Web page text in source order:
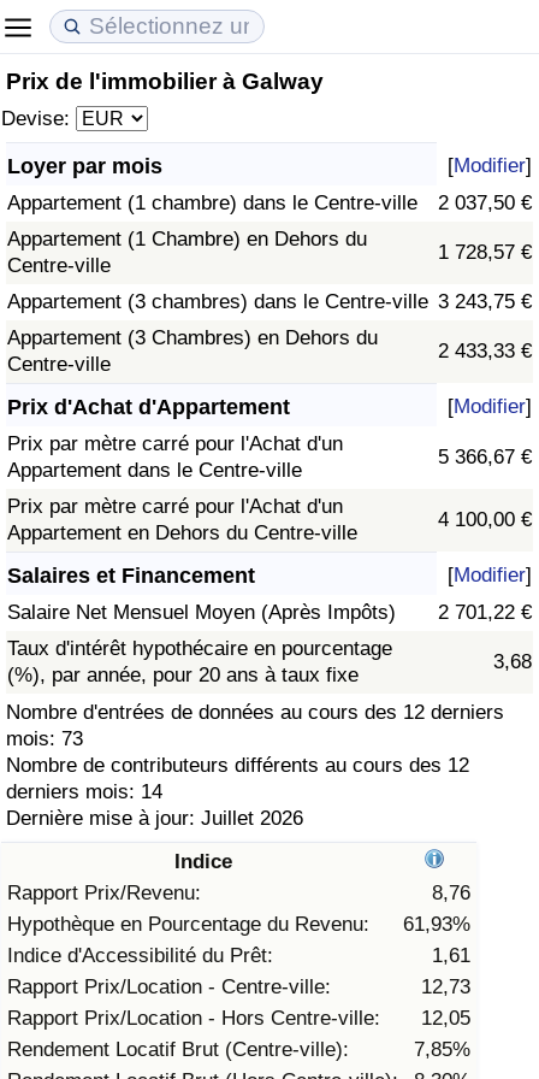
Prix de l'immobilier à Galway
Devise:
Loyer par mois [Modifier]
Appartement (1 chambre) dans le Centre-ville
2 037,50 €
Appartement (1 Chambre) en Dehors du
Centre-ville
1 728,57 €
Appartement (3 chambres) dans le Centre-ville 3 243,75 €
Appartement (3 Chambres) en Dehors du
Centre-ville
2 433,33 €
Prix d'Achat d'Appartement [Modifier]
Prix par mètre carré pour l'Achat d'un
Appartement dans le Centre-ville
5 366,67 €
Prix par mètre carré pour l'Achat d'un
Appartement en Dehors du Centre-ville
4 100,00 €
Salaires et Financement [Modifier]
Salaire Net Mensuel Moyen (Après Impôts)
2 701,22 €
Taux d'intérêt hypothécaire en pourcentage
(%), par année, pour 20 ans à taux fixe
3,68
Nombre d'entrées de données au cours des 12 derniers
mois: 73
Nombre de contributeurs différents au cours des 12
derniers mois: 14
Dernière mise à jour: Juillet 2026
Indice
Rapport Prix/Revenu:
8,76
Hypothèque en Pourcentage du Revenu:
61,93%
Indice d'Accessibilité du Prêt:
1,61
Rapport Prix/Location - Centre-ville:
12,73
Rapport Prix/Location - Hors Centre-ville:
12,05
Rendement Locatif Brut (Centre-ville):
7,85%
Coût de la vie
Indice du Coût de la Vie (Actuel)
Indice du Coût de la Vie
Indice du coût de la vie par pays
à Akaba
Prix de l'immobilier
Indice des Prix de l'immobilier (Actuel)
Indice des Prix de l'immobilier
Indice des Prix de l'immobilier par Pays
Qualité de Vie
Indice de Qualité de Vie
Indice de Qualité de Vie (Actuel)
Indice de qualité de vie par pays
Criminalité
Indice de Criminalité (Actuel)
Indice de Criminalité
Indice de criminalité par pays
Soins de santé
Indice des soins de santé (Actuel)
Indice des soins de santé
Indice des soins de santé par Pays
Pollution
Indice de Pollution (Actuel)
Indice de pollution
Indice de Pollution par Pays
Trafic